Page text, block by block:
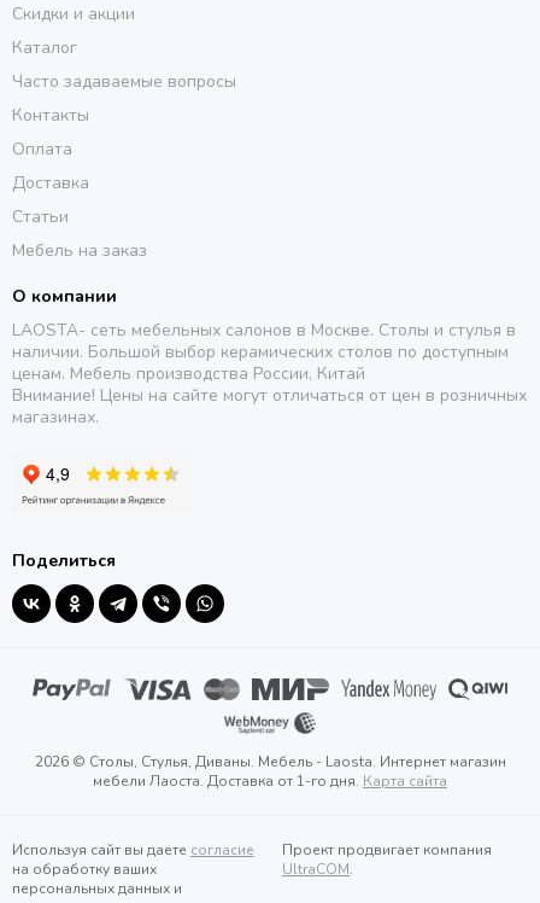
Скидки и акции
Каталог
Часто задаваемые вопросы
Контакты
Оплата
Доставка
Статьи
Мебель на заказ
О компании
LAOSTA- сеть мебельных салонов в Москве. Столы и стулья в
наличии. Большой выбор керамических столов по доступным
ценам. Мебель производства России, Китай
Внимание! Цены на сайте могут отличаться от цен в розничных
магазинах.
Поделиться
2026 © Столы, Стулья, Диваны. Мебель - Laosta. Интернет магазин
мебели Лаоста. Доставка от 1-го дня. Карта сайта
Используя сайт вы даете согласие
на обработку ваших
персональных данных и
Проект продвигает компания
UltraCOM.